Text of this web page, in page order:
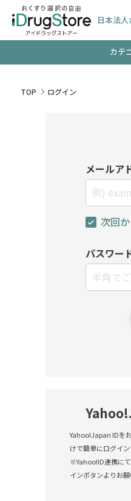
日本法
カテ
TOP ログイン
メールア
次回
パスワー
Yahoo!Japan IDを
けで簡単にログイン
※Yahoo!ID連携に
インボタンよりお願